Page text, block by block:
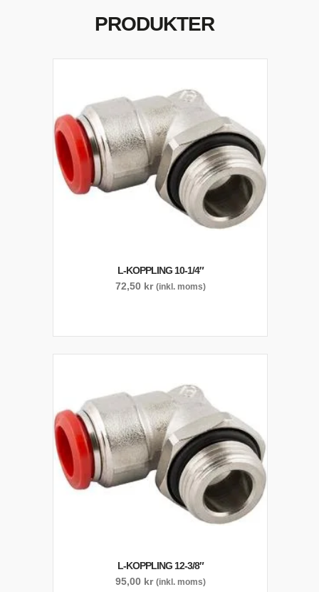
PRODUKTER
L-KOPPLING 10-1/4″
72,50 kr (inkl. moms)
L-KOPPLING 12-3/8″
95,00 kr (inkl. moms)